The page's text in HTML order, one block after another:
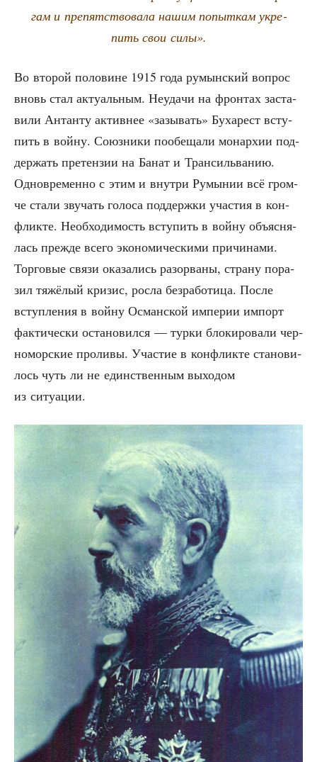
гам и пре­пят­ство­ва­ла нашим попыт­кам укре­
пить свои силы».
Во вто­рой поло­вине 1915 года румын­ский вопрос
вновь стал акту­аль­ным. Неуда­чи на фрон­тах заста­
ви­ли Антан­ту актив­нее «зазы­вать» Буха­рест всту­
пить в вой­ну. Союз­ни­ки пообе­ща­ли монар­хии под­
дер­жать пре­тен­зии на Банат и Тран­силь­ва­нию.
Одно­вре­мен­но с этим и внут­ри Румы­нии всё гром­
че ста­ли зву­чать голо­са под­держ­ки уча­стия в кон­
флик­те. Необ­хо­ди­мость всту­пить в вой­ну объ­яс­ня­
лась преж­де все­го эко­но­ми­че­ски­ми при­чи­на­ми.
Тор­го­вые свя­зи ока­за­лись разо­рва­ны, стра­ну пора­
зил тяжё­лый кри­зис, рос­ла без­ра­бо­ти­ца. После
вступ­ле­ния в вой­ну Осман­ской импе­рии импорт
фак­ти­че­ски оста­но­вил­ся — тур­ки бло­ки­ро­ва­ли чер­
но­мор­ские про­ли­вы. Уча­стие в кон­флик­те ста­но­ви­
лось чуть ли не един­ствен­ным выхо­дом
из ситуации.